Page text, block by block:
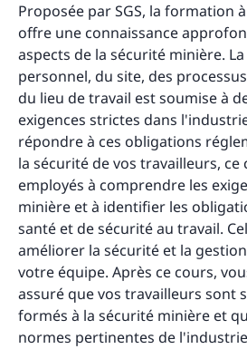
Proposée par SGS, la formation
offre une connaissance
aspects de la sécurité minière.
personnel, du site, des
du lieu de travail est soumise à
exigences strictes dans
répondre à ces obligations
la sécurité de vos travailleurs, ce
employés à comprendre les
minière et à identifier les
santé et de sécurité au travail.
améliorer la sécurité et la
votre équipe. Après ce cours,
assuré que vos travailleurs sont
formés à la sécurité minière et
normes pertinentes de